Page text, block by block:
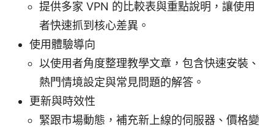
提供多家 VPN 的比較表與重點說明，讓使用
者快速抓到核心差異。
使用體驗導向
以使用者角度整理教學文章，包含快速安裝、
熱門情境設定與常見問題的解答。
更新與時效性
緊跟市場動態，補充新上線的伺服器、價格變